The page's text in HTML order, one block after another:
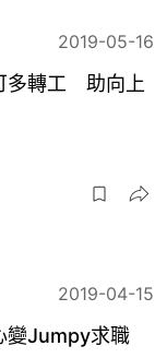
2019-05-16
多轉工 助向上
2019-04-15
變Jumpy求職